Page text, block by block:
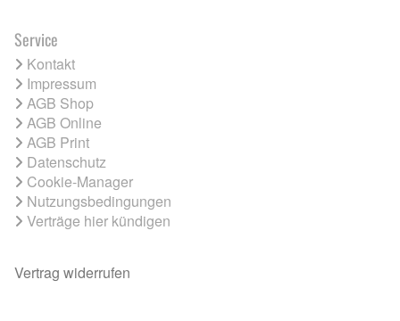
Service
Kontakt
Impressum
AGB Shop
AGB Online
AGB Print
Datenschutz
Cookie-Manager
Nutzungsbedingungen
Verträge hier kündigen
Vertrag widerrufen